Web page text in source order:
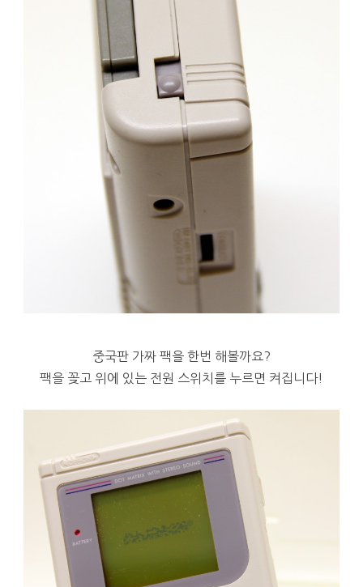
중국판 가짜 팩을 한번 해볼까요?
팩을 꽂고 위에 있는 전원 스위치를 누르면 켜집니다!